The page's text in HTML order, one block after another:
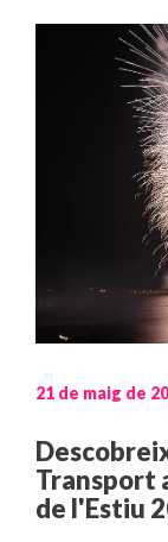
21 de maig de
Transport
de l'Estiu